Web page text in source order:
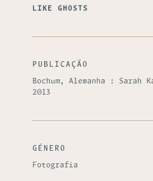
LIKE GHOSTS
PUBLICAÇÃO
Bochum, Alemanha : Sarah
2013
GÉNERO
Fotografia